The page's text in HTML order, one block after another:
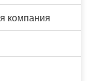
компания